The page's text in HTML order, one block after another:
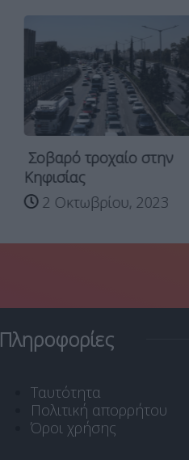
Σοβαρό τροχαίο στην
Κηφισίας
2 Οκτωβρίου, 2023
Πληροφορίες
Ταυτότητα
Πολιτική απορρήτου
Όροι χρήσης